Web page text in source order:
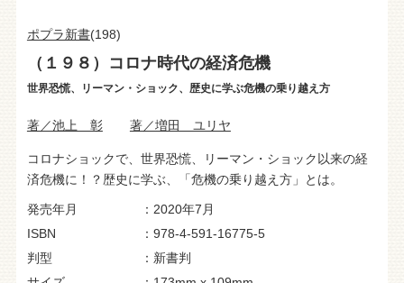
ポプラ新書(198)
（１９８）コロナ時代の経済危機
世界恐慌、リーマン・ショック、歴史に学ぶ危機の乗り越え方
著／池上 彰 著／増田 ユリヤ
コロナショックで、世界恐慌、リーマン・ショック以来の経
済危機に！？歴史に学ぶ、「危機の乗り越え方」とは。
発売年月
2020年7月
ISBN
978-4-591-16775-5
判型
新書判